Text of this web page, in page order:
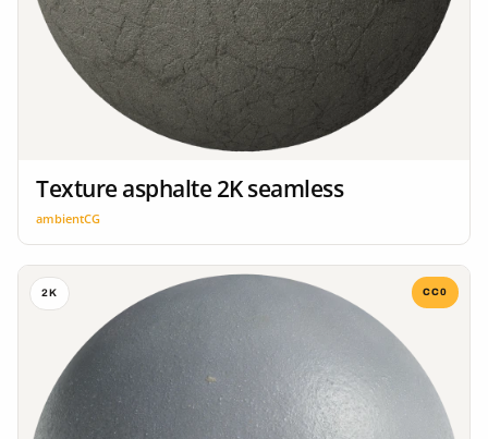
Texture asphalte 2K seamless
ambientCG
2K CC0